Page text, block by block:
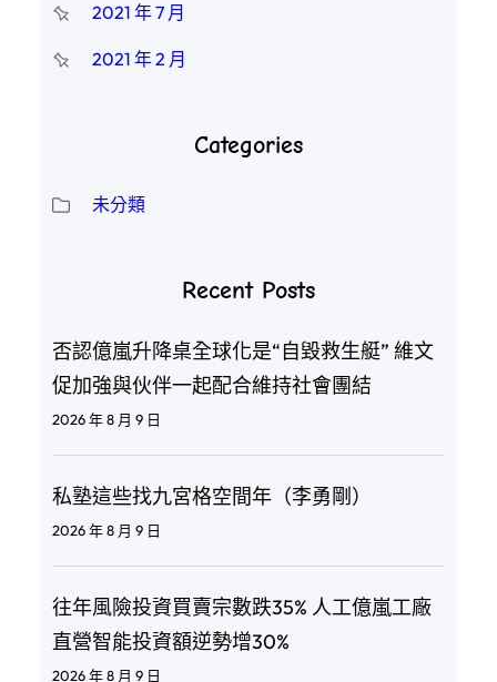
2021 年 7 月
2021 年 2 月
Categories
未分類
Recent Posts
否認億嵐升降桌全球化是“自毀救生艇” 維文
促加強與伙伴一起配合維持社會團結
2026 年 8 月 9 日
私塾這些找九宮格空間年（李勇剛）
2026 年 8 月 9 日
往年風險投資買賣宗數跌35% 人工億嵐工廠
直營智能投資額逆勢增30%
2026 年 8 月 9 日